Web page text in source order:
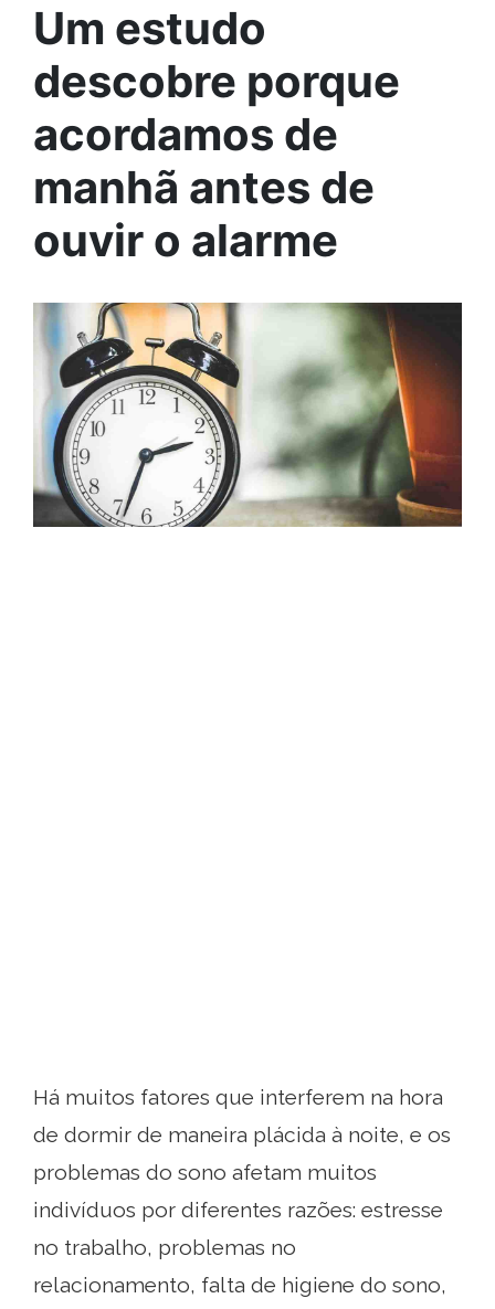
Um estudo
descobre porque
acordamos de
manhã antes de
ouvir o alarme
Há muitos fatores que interferem na hora
de dormir de maneira plácida à noite, e os
problemas do sono afetam muitos
indivíduos por diferentes razões: estresse
no trabalho, problemas no
relacionamento, falta de higiene do sono,